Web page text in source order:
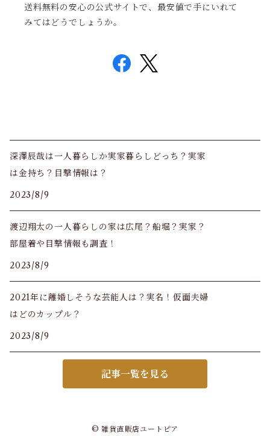
送料無料の安心の公式サイトで、最安値で手にいれて
みてはどうでしょうか。
深澤辰哉は一人暮らしか実家暮らしどっち？実家
は金持ち？目撃情報は？
2023/8/9
渡辺翔太の一人暮らしの家は広尾？船堀？実家？
部屋着や目撃情報も調査！
2023/8/9
2021年に離婚しそうな芸能人は？実名！仮面夫婦
はどのカップル？
2023/8/9
記事一覧を見る
© 雑貨直販店ユートピア